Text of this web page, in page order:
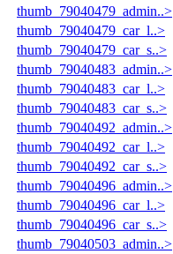
thumb_79040479_admin..>
thumb_79040479_car_l..>
thumb_79040479_car_s..>
thumb_79040483_admin..>
thumb_79040483_car_l..>
thumb_79040483_car_s..>
thumb_79040492_admin..>
thumb_79040492_car_l..>
thumb_79040492_car_s..>
thumb_79040496_admin..>
thumb_79040496_car_l..>
thumb_79040496_car_s..>
thumb_79040503_admin..>